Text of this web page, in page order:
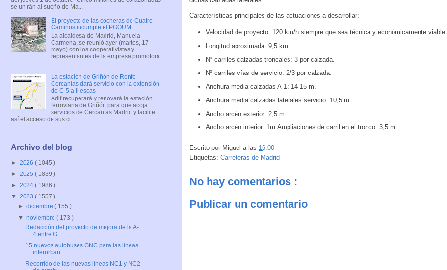
Características principales de las actuaciones a desarrollar:
Velocidad de proyecto: 120 km/h siempre que sea técnica y económicamente viable.
Longitud aproximada: 9,5 km.
Nº carriles calzadas troncales: 3 por calzada.
Nº carriles vías de servicio: 2/3 por calzada.
Anchura media calzadas A-1: 14-15 m.
Anchura media calzadas laterales servicio: 10,5 m.
Ancho arcén exterior: 2,5 m.
Ancho arcén interior: 1m.Ampliaciones de carril en el tronco: 3,5 m.
Escrito por Miguel a las 16:00
Etiquetas: Carreteras de Madrid
No hay comentarios :
Publicar un comentario
se unirán al sueño de Ma...
El proyecto de las cocheras de Cuatro
Caminos incumple el PGOUM
La alcaldesa de Madrid, Manuela
Carmena, se reunió ayer (martes, 17
mayo) con los cooperativistas y
representantes de la empresa promotora
La estación de Griñón de Renfe
Cercanías dará servicio con la extensión
de C-5 a Illescas
Adif recuperará y renovará la estación
ferroviaria de Griñón para que acoja
servicios de Cercanías Madrid y facilite
así el acceso de sus ci...
Archivo del blog
► 2026 ( 1045 )
► 2025 ( 1839 )
► 2024 ( 1986 )
▼ 2023 ( 1557 )
►diciembre( 155 )
▼noviembre( 173 )
Redacción del proyecto de mejora de la A-
4 entre G...
15 nuevos autobuses GNC para las líneas
interurban...
Recorrido de las nuevas líneas NC1 y NC2